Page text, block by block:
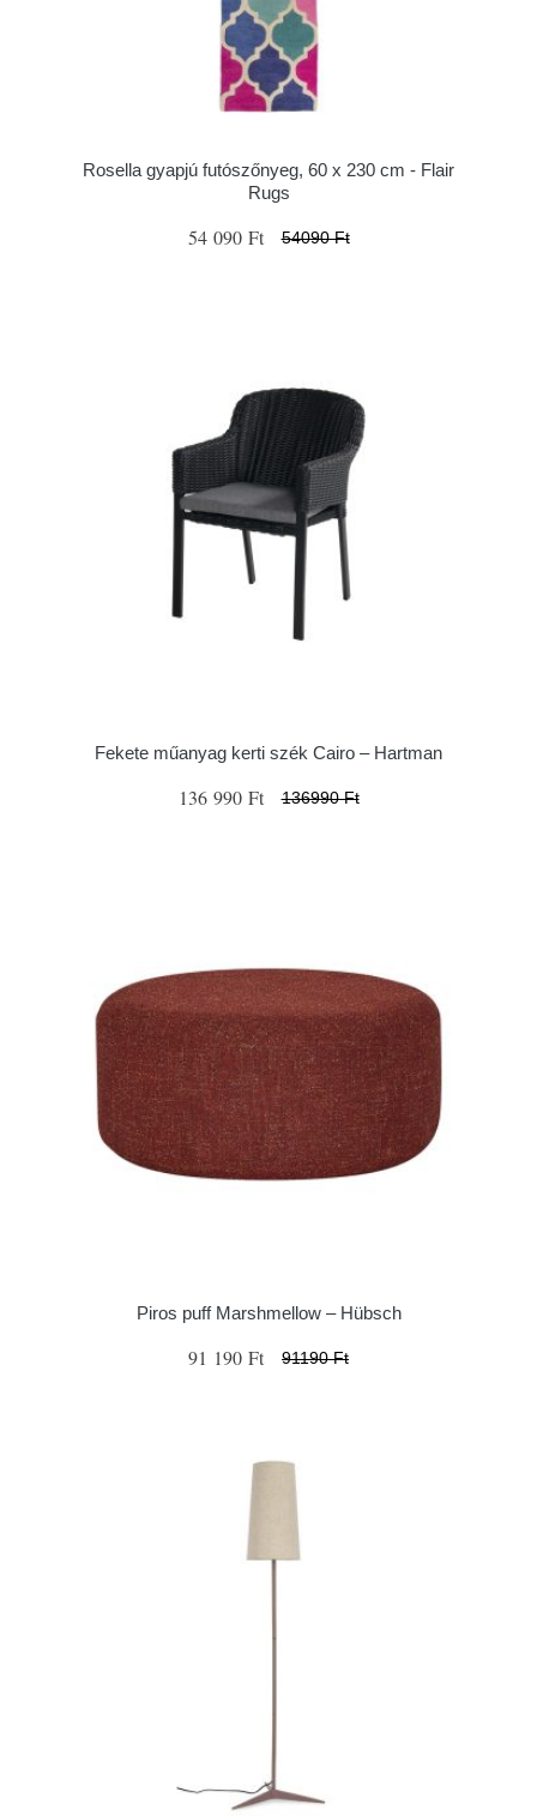
Rosella gyapjú futószőnyeg, 60 x 230 cm - Flair
Rugs
54 090 Ft 54090 Ft
Fekete műanyag kerti szék Cairo – Hartman
136 990 Ft 136990 Ft
Piros puff Marshmellow – Hübsch
91 190 Ft 91190 Ft